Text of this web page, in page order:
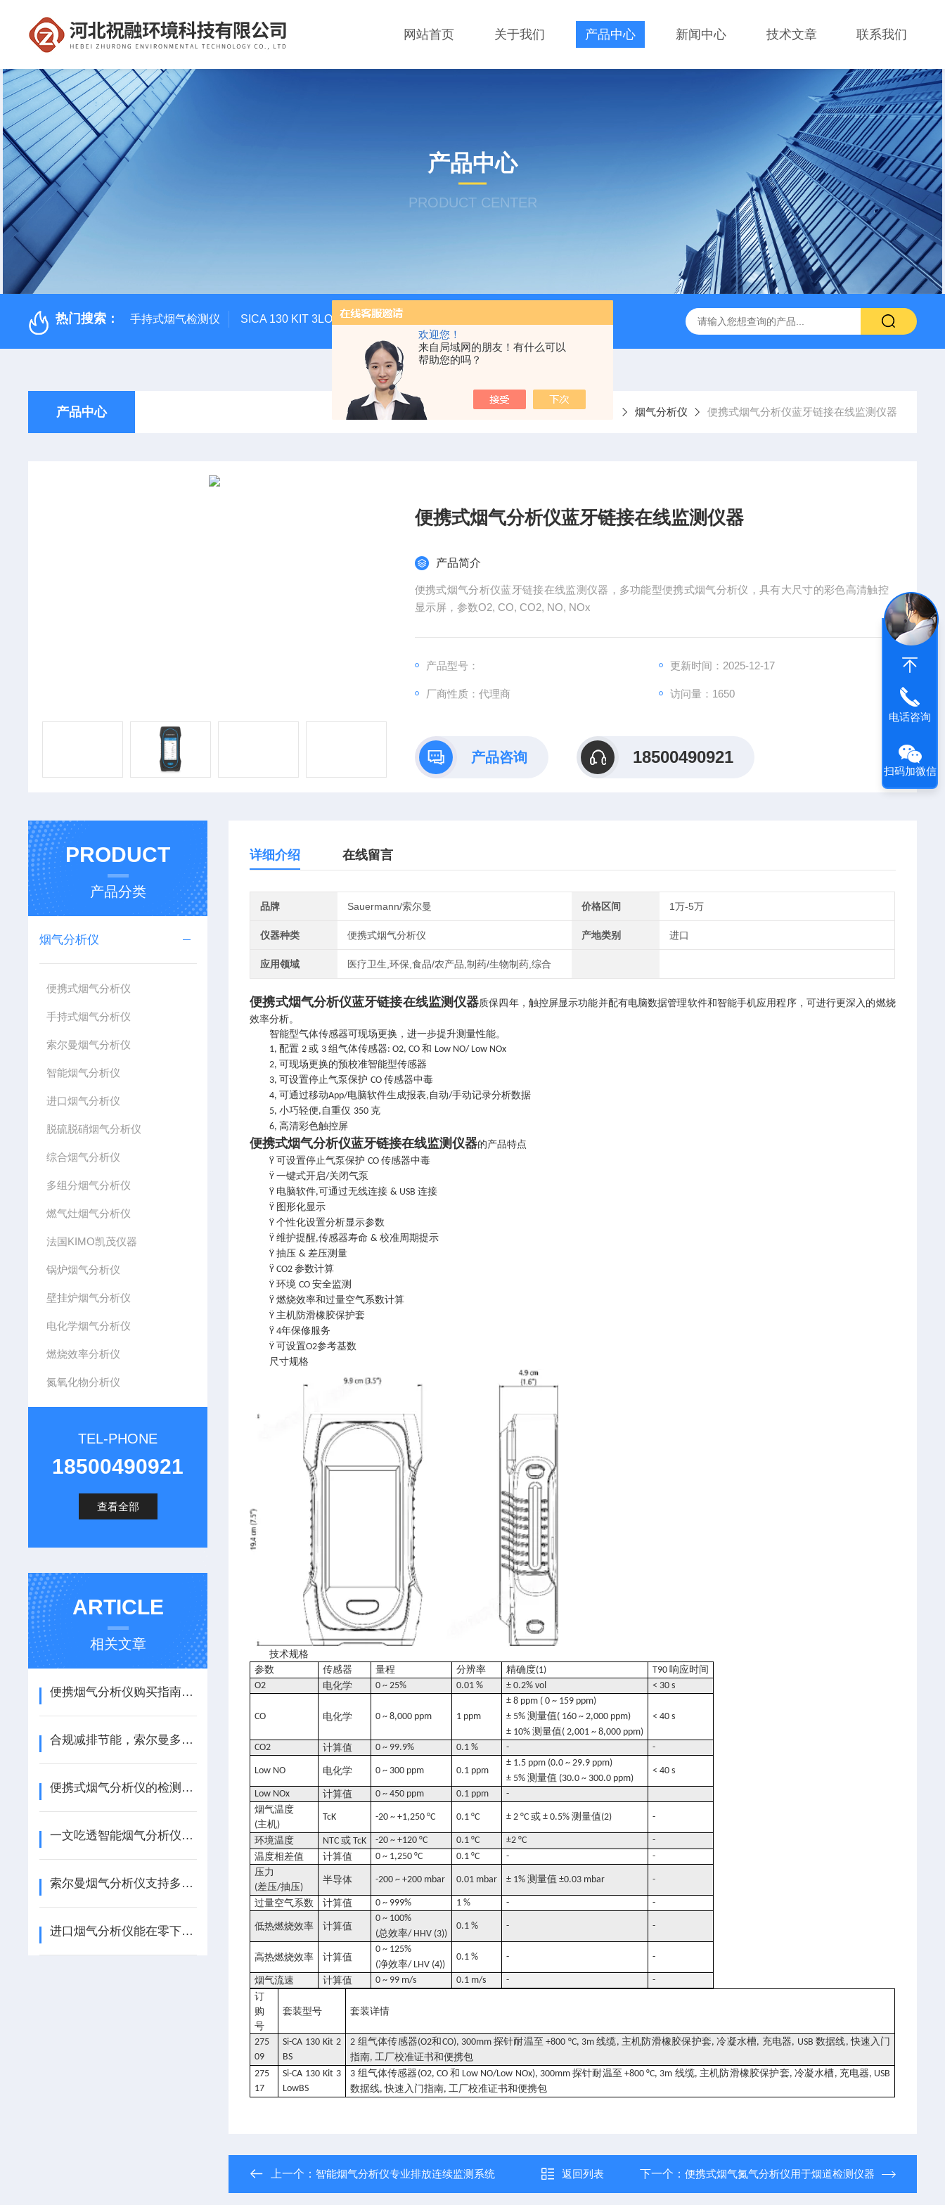
欢迎您！
来自局域网的朋友！有什么可以
帮助您的吗？
网站首页 关于我们 产品中心 新闻中心 技术文章 联系我们
产品中心
PRODUCT CENTER
热门搜索： 手持式烟气检测仪 SICA 130 KIT 3LOWBS法国进口索尔曼便携式烟气分析仪应用范围广 烟尘烟气分析仪 便携式高精准法国进口品牌
产品中心 当前位置：首页 产品中心 烟气分析仪 便携式烟气分析仪蓝牙链接在线监测仪器
便携式烟气分析仪蓝牙链接在线监测仪器
产品简介
便携式烟气分析仪蓝牙链接在线监测仪器，多功能型便携式烟气分析仪，具有大尺寸的彩色高清触控
显示屏，参数O2, CO, CO2, NO, NOx
产品型号： 更新时间：2025-12-17
厂商性质：代理商 访问量：1650
产品咨询 18500490921
PRODUCT
产品分类
烟气分析仪
便携式烟气分析仪
手持式烟气分析仪
索尔曼烟气分析仪
智能烟气分析仪
进口烟气分析仪
脱硫脱硝烟气分析仪
综合烟气分析仪
多组分烟气分析仪
燃气灶烟气分析仪
法国KIMO凯茂仪器
锅炉烟气分析仪
壁挂炉烟气分析仪
电化学烟气分析仪
燃烧效率分析仪
氮氧化物分析仪
TEL-PHONE
18500490921
查看全部
ARTICLE
相关文章
便携烟气分析仪购买指南2026为您提供专业选择
合规减排节能，索尔曼多参数烟气分析仪功能、优势与应用场景
便携式烟气分析仪的检测能力、设计、应用介绍
一文吃透智能烟气分析仪：核心作用、传感原理与标准化操作全细节
索尔曼烟气分析仪支持多组分同时检测使用吗
进口烟气分析仪能在零下的低温环境下用吗
详细介绍 在线留言
品牌 Sauermann/索尔曼 价格区间 1万-5万
仪器种类 便携式烟气分析仪 产地类别 进口
应用领域 医疗卫生,环保,食品/农产品,制药/生物制药,综合
便携式烟气分析仪蓝牙链接在线监测仪器质保四年，触控屏显示功能并配有电脑数据管理软件和智能手机应用程序，可进行更深入的燃烧
效率分析。
智能型气体传感器可现场更换，进一步提升测量性能。
1, 配置2或 3组气体传感器: O2, CO和 Low NO/ Low NOx
2, 可现场更换的预校准智能型传感器
3, 可设置停止气泵保护CO传感器中毒
4, 可通过移动App/电脑软件生成报表, 自动/手动记录分析数据
5,小巧轻便, 自重仅 350 克
6, 高清彩色触控屏
便携式烟气分析仪蓝牙链接在线监测仪器的产品特点
Ÿ 可设置停止气泵保护CO传感器中毒
Ÿ一键式开启/关闭气泵
Ÿ 电脑软件,可通过无线连接& USB连接
Ÿ 图形化显示
Ÿ个性化设置分析显示参数
Ÿ维护提醒,传感器寿命&校准周期提示
Ÿ抽压&差压测量
Ÿ CO2参数计算
Ÿ环境CO安全监测
Ÿ燃烧效率和过量空气系数计算
Ÿ主机防滑橡胶保护套
Ÿ 4年保修服务
Ÿ 可设置O2参考基数
尺寸规格
技术规格
参数
传感器 量程 分辨率 精确度(1) T90响应时间
O2
电化学 0 ~ 25% 0.01 % ± 0.2% vol < 30 s
CO 电化学 0 ~ 8,000 ppm 1 ppm
± 8 ppm ( 0 ~ 159 ppm)
± 5%测量值( 160 ~ 2,000 ppm)
± 10%测量值( 2,001 ~ 8,000 ppm)
< 40 s
CO2 计算值 0 ~ 99.9% 0.1 % - -
Low NO 电化学 0 ~ 300 ppm 0.1 ppm
± 1.5 ppm (0.0 ~ 29.9 ppm)
± 5%测量值 (30.0 ~ 300.0 ppm)
< 40 s
Low NOx 计算值 0 ~ 450 ppm 0.1 ppm
-
烟气温度
(主机)
TcK -20 ~ +1,250 °C 0.1 °C ± 2 °C或 ± 0.5%测量值(2) -
环境温度 NTC或 TcK -20 ~ +120 °C 0.1 °C ±2 °C
-
温度相差值
计算值 0 ~ 1,250 °C 0.1 °C -
-
压力
(差压/抽压)
半导体 -200 ~ +200 mbar 0.01 mbar ± 1%测量值 ±0.03 mbar -
过量空气系数 计算值 0 ~ 999% 1 % - -
低热燃烧效率 计算值
0 ~ 100%
(总效率/ HHV (3))
0.1 % - -
高热燃烧效率 计算值
0 ~ 125%
(净效率/ LHV (4))
0.1 % - -
烟气流速 计算值 0 ~ 99 m/s 0.1 m/s -
-
订
购
号
套装型号 套装详情
275
09
Si-CA 130 Kit 2
BS
2 组气体传感器(O2和 CO), 300mm 探针耐温至 +800 °C, 3m线缆, 主机防滑橡胶保护套,冷凝水槽, 充电器, USB 数据线,快速入门
指南,工厂校准证书和便携包
275
17
Si-CA 130 Kit 3
LowBS
3 组气体传感器 (O2, CO 和 Low NO/Low NOx), 300mm 探针耐温至 +800 °C, 3m 线缆,主机防滑橡胶保护套, 冷凝水槽, 充电器, USB
数据线,快速入门指南,工厂校准证书和便携包
上一个： 智能烟气分析仪专业排放连续监测系统 返回列表 下一个： 便携式烟气氮气分析仪用于烟道检测仪器
电话咨询
扫码加微信